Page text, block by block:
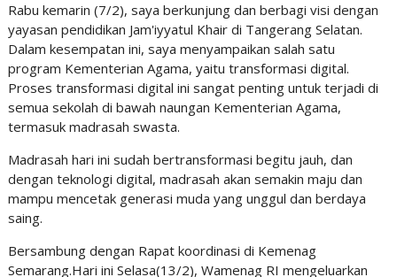
Rabu kemarin (7/2), saya berkunjung dan berbagi visi dengan
yayasan pendidikan Jam'iyyatul Khair di Tangerang Selatan.
Dalam kesempatan ini, saya menyampaikan salah satu
program Kementerian Agama, yaitu transformasi digital.
Proses transformasi digital ini sangat penting untuk terjadi di
semua sekolah di bawah naungan Kementerian Agama,
termasuk madrasah swasta.
Madrasah hari ini sudah bertransformasi begitu jauh, dan
dengan teknologi digital, madrasah akan semakin maju dan
mampu mencetak generasi muda yang unggul dan berdaya
saing.
Bersambung dengan Rapat koordinasi di Kemenag
Semarang.Hari ini Selasa(13/2), Wamenag RI mengeluarkan